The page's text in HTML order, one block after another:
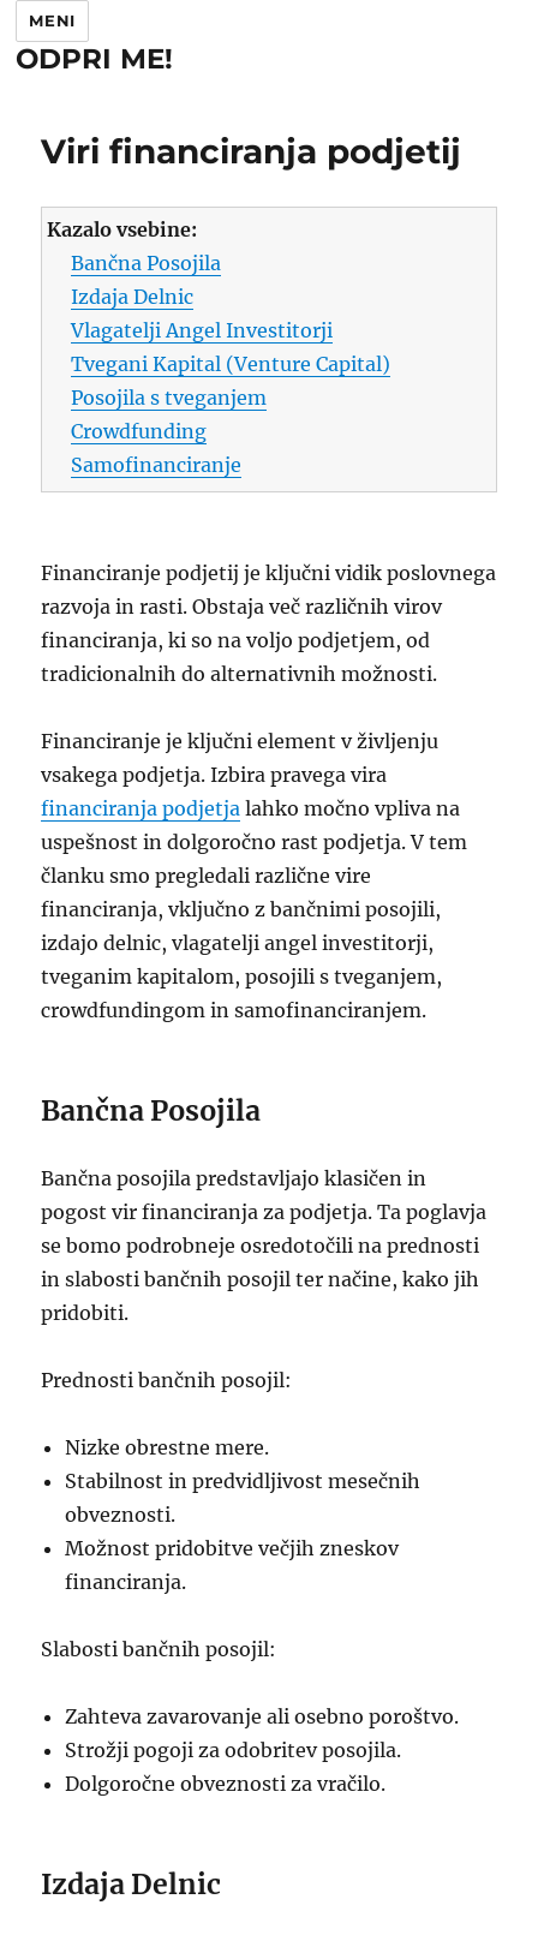
ODPRI ME!
MENI
Viri financiranja podjetij
Kazalo vsebine:
Bančna Posojila
Izdaja Delnic
Vlagatelji Angel Investitorji
Tvegani Kapital (Venture Capital)
Posojila s tveganjem
Crowdfunding
Samofinanciranje
Financiranje podjetij je ključni vidik poslovnega
razvoja in rasti. Obstaja več različnih virov
financiranja, ki so na voljo podjetjem, od
tradicionalnih do alternativnih možnosti.
Financiranje je ključni element v življenju
vsakega podjetja. Izbira pravega vira
financiranja podjetja lahko močno vpliva na
uspešnost in dolgoročno rast podjetja. V tem
članku smo pregledali različne vire
financiranja, vključno z bančnimi posojili,
izdajo delnic, vlagatelji angel investitorji,
tveganim kapitalom, posojili s tveganjem,
crowdfundingom in samofinanciranjem.
Bančna Posojila
Bančna posojila predstavljajo klasičen in
pogost vir financiranja za podjetja. Ta poglavja
se bomo podrobneje osredotočili na prednosti
in slabosti bančnih posojil ter načine, kako jih
pridobiti.
Prednosti bančnih posojil:
Nizke obrestne mere.
Stabilnost in predvidljivost mesečnih
obveznosti.
Možnost pridobitve večjih zneskov
financiranja.
Slabosti bančnih posojil:
Zahteva zavarovanje ali osebno poroštvo.
Strožji pogoji za odobritev posojila.
Dolgoročne obveznosti za vračilo.
Izdaja Delnic